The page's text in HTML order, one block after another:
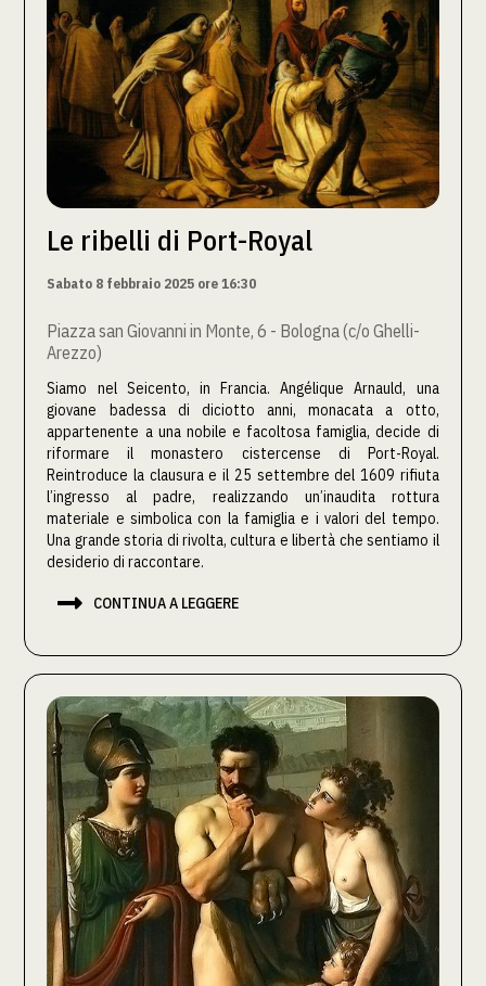
Le ribelli di Port-Royal
Sabato 8 febbraio 2025 ore 16:30
Piazza san Giovanni in Monte, 6 - Bologna (c/o Ghelli-
Arezzo)
Siamo nel Seicento, in Francia. Angélique Arnauld, una
giovane badessa di diciotto anni, monacata a otto,
appartenente a una nobile e facoltosa famiglia, decide di
riformare il monastero cistercense di Port-Royal.
Reintroduce la clausura e il 25 settembre del 1609 rifiuta
l’ingresso al padre, realizzando un’inaudita rottura
materiale e simbolica con la famiglia e i valori del tempo.
Una grande storia di rivolta, cultura e libertà che sentiamo il
desiderio di raccontare.
 CONTINUA A LEGGERE